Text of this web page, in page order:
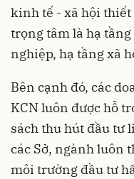
kinh tế - xã hội thiết
trọng tâm là hạ
nghiệp, hạ tầng xã
Bên cạnh đó, các
KCN luôn được hỗ
sách thu hút đầu tư
các Sở, ngành luôn
môi trường đầu tư